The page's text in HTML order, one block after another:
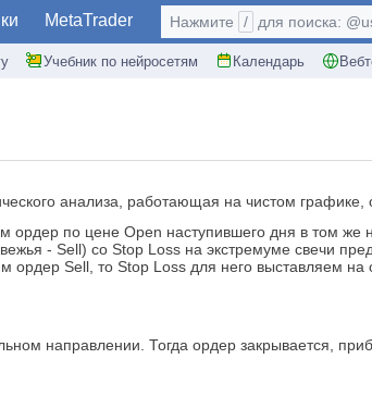
MetaTrader
Учебник по нейросетям Календарь
Нажмите / для поиска:
анализа, работающая на чистом
по цене Open наступившего дня в том
- Sell) со Stop Loss на экстремуме свечи
Sell, то Stop Loss для него выставляем
направлении. Тогда ордер закрывается,